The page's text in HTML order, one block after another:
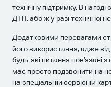
технічну підтримку. В нагоді
ДТП, або ж у разі технічної
Додатковими перевагами
його використання, адже
будь-які питання пов’язані
має просто подзвонити на
на спеціальній сервісній